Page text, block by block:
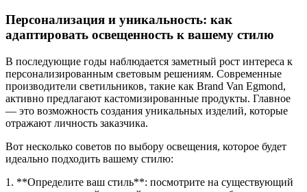
Персонализация и уникальность: как
адаптировать освещенность к вашему стилю
В последующие годы наблюдается заметный рост интереса к
персонализированным световым решениям. Современные
производители светильников, такие как Brand Van Egmond,
активно предлагают кастомизированные продукты. Главное
— это возможность создания уникальных изделий, которые
отражают личность заказчика.
Вот несколько советов по выбору освещения, которое будет
идеально подходить вашему стилю:
1. **Определите ваш стиль**: посмотрите на существующий